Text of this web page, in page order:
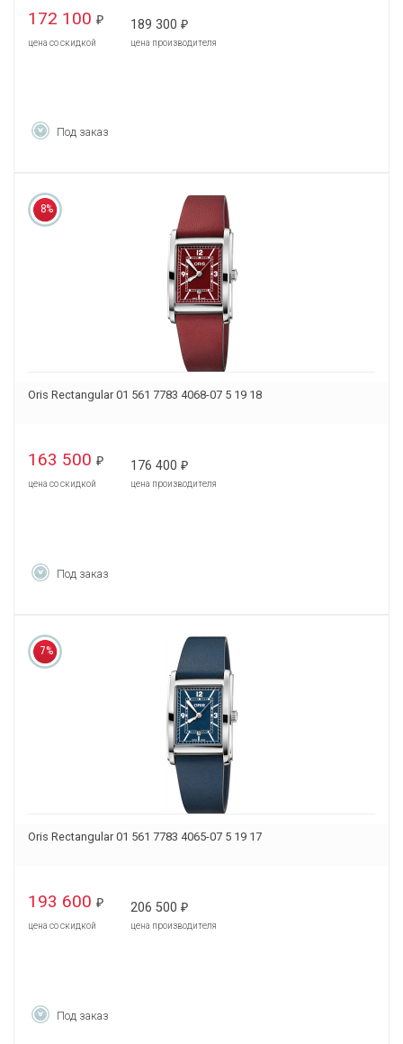
172 100 ₽
цена со скидкой
189 300 ₽
цена производителя
Под заказ
8%
Oris Rectangular 01 561 7783 4068-07 5 19 18
163 500 ₽
цена со скидкой
176 400 ₽
цена производителя
Под заказ
7%
Oris Rectangular 01 561 7783 4065-07 5 19 17
193 600 ₽
цена со скидкой
206 500 ₽
цена производителя
Под заказ